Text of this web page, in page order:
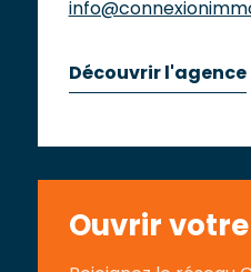
Découvrir l'agence
Ouvrir